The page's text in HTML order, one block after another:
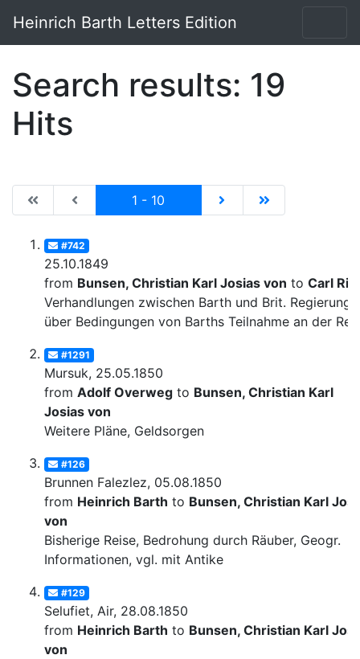
Heinrich Barth Letters Edition
Search results: 19
Hits
|de:Erste Seite|en:First results page|
|de:Vorhergehende Seite|en:Previous results
1 - 10 |de:Nächste
|de:Letzte
#742
25.10.1849
from Bunsen, Christian Karl Josias von to Carl
Verhandlungen zwischen Barth und Brit. Regierung
über Bedingungen von Barths Teilnahme an der
#1291
Mursuk, 25.05.1850
from Adolf Overweg to Bunsen, Christian Karl
Josias von
Weitere Pläne, Geldsorgen
#126
Brunnen Falezlez, 05.08.1850
from Heinrich Barth to Bunsen, Christian Karl
von
Bisherige Reise, Bedrohung durch Räuber, Geogr.
Informationen, vgl. mit Antike
#129
Selufiet, Air, 28.08.1850
from Heinrich Barth to Bunsen, Christian Karl
von